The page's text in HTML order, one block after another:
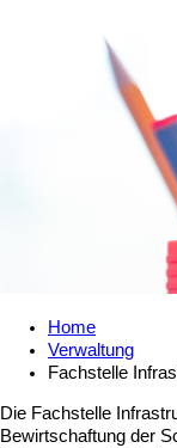
Home
Verwaltung
Fachstelle
Die Fachstelle
Bewirtschaftung der